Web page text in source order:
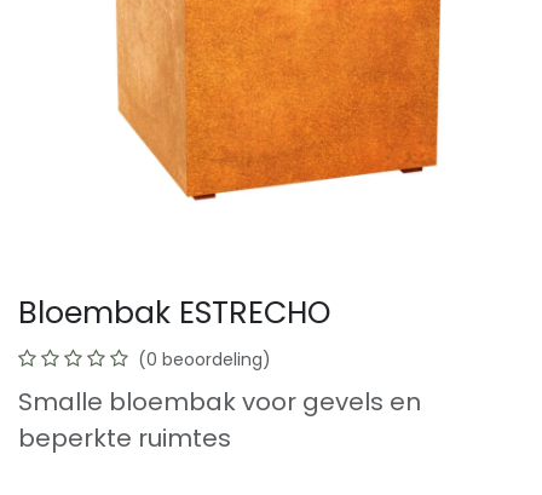
Bloembak ESTRECHO
(0 beoordeling)
Smalle bloembak voor gevels en
beperkte ruimtes